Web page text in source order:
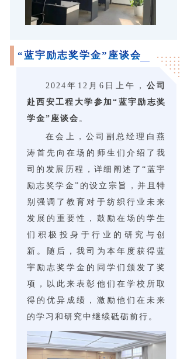
“蓝宇励志奖学金”座谈会
2024年12月6日上午， 公司
赴西安工程大学参加“蓝宇励志奖
学金”座谈会 。
在会上，公司副总经理白燕
涛首先向在场的师生们介绍了我
司的发展历程，详细阐述了“蓝宇
励志奖学金”的设立宗旨，并且特
别强调了教育对于纺织行业未来
发展的重要性，鼓励在场的学生
们积极投身于行业的研究与创
新。随后，我司为本年度获得蓝
宇励志奖学金的同学们颁发了奖
项，以此来表彰他们在学校所取
得的优异成绩，激励他们在未来
的学习和研究中继续砥砺前行。